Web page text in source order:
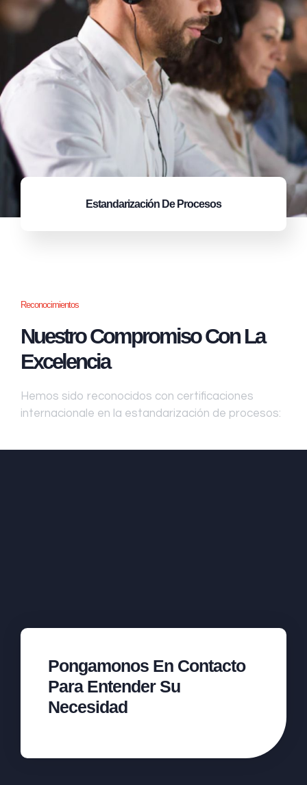
Estandarización De Procesos
Reconocimientos
Nuestro Compromiso Con La
Excelencia
Hemos sido reconocidos con certificaciones
internacionale en la estandarización de procesos:
Pongamonos En Contacto
Para Entender Su
Necesidad